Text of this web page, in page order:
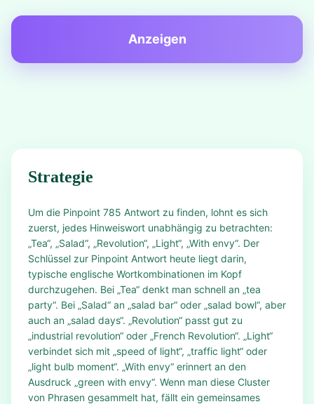
Anzeigen
Strategie
Um die Pinpoint 785 Antwort zu finden, lohnt es sich
zuerst, jedes Hinweiswort unabhängig zu betrachten:
„Tea“, „Salad“, „Revolution“, „Light“, „With envy“. Der
Schlüssel zur Pinpoint Antwort heute liegt darin,
typische englische Wortkombinationen im Kopf
durchzugehen. Bei „Tea“ denkt man schnell an „tea
party“. Bei „Salad“ an „salad bar“ oder „salad bowl“, aber
auch an „salad days“. „Revolution“ passt gut zu
„industrial revolution“ oder „French Revolution“. „Light“
verbindet sich mit „speed of light“, „traffic light“ oder
„light bulb moment“. „With envy“ erinnert an den
Ausdruck „green with envy“. Wenn man diese Cluster
von Phrasen gesammelt hat, fällt ein gemeinsames